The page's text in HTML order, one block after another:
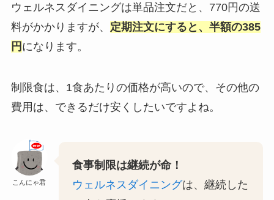
ウェルネスダイニングは単品注文だと、770円の送
料がかかりますが、 定期注文にすると、半額の385
円 になります。
制限食は、1食あたりの価格が高いので、その他の
費用は、できるだけ安くしたいですよね。
こんにゃ君
食事制限は継続が命！
ウェルネスダイニングは、継続した